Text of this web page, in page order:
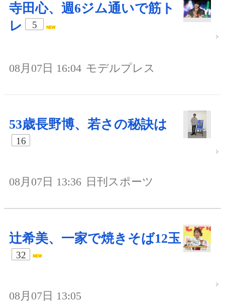
寺田心、週6ジム通いで筋ト
レ
5
08月07日 16:04 モデルプレス
53歳長野博、若さの秘訣は
16
08月07日 13:36 日刊スポーツ
辻希美、一家で焼きそば12玉
32
08月07日 13:05